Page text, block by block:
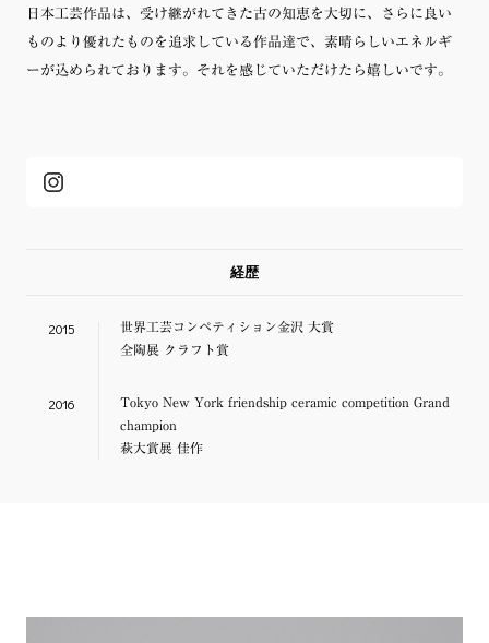
日本工芸作品は、受け継がれてきた古の知恵を大切に、さらに良い
ものより優れたものを追求している作品達で、素晴らしいエネルギ
ーが込められております。それを感じていただけたら嬉しいです。
経歴
2015
世界工芸コンペティション金沢 大賞
全陶展 クラフト賞
2016
Tokyo New York friendship ceramic competition Grand
champion
萩大賞展 佳作